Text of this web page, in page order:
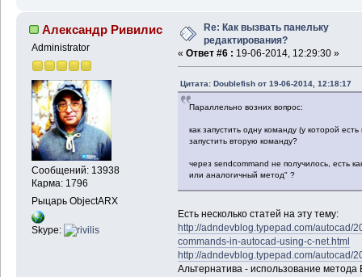
Александр Ривилис
Administrator
Сообщений: 13938
Карма: 1796
Рыцарь ObjectARX
Skype:
Re: Как вызвать панельку
редактирования?
« Ответ #6 : 19-06-2014, 12:29:30 »
Цитата: Doublefish от 19-06-2014, 12:18:17
Параллельно возних вопрос:
как запустить одну команду (у которой
запустить вторую команду?
через sendcommand не получилось, есть
или аналогичный метод" ?
Есть несколько статей на эту тему:
http://adndevblog.typepad.com/autocad/
commands-in-autocad-using-c-net.html
http://adndevblog.typepad.com/autocad/
Альтернатива - использование